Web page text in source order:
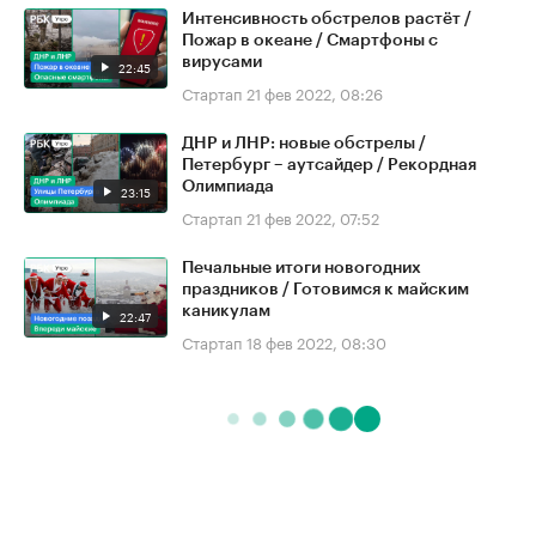
22:45
Интенсивность обстрелов растёт /
Пожар в океане / Смартфоны с
вирусами
Стартап 21 фев 2022, 08:26
23:15
ДНР и ЛНР: новые обстрелы /
Петербург – аутсайдер / Рекордная
Олимпиада
Стартап 21 фев 2022, 07:52
22:47
Печальные итоги новогодних
праздников / Готовимся к майским
каникулам
Стартап 18 фев 2022, 08:30